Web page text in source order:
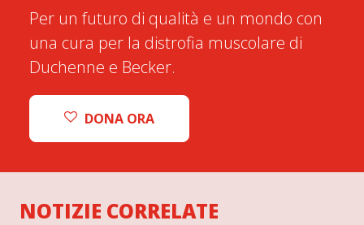
Per un futuro di qualità e un mondo con
una cura per la distrofia muscolare di
Duchenne e Becker.
DONA ORA
NOTIZIE CORRELATE